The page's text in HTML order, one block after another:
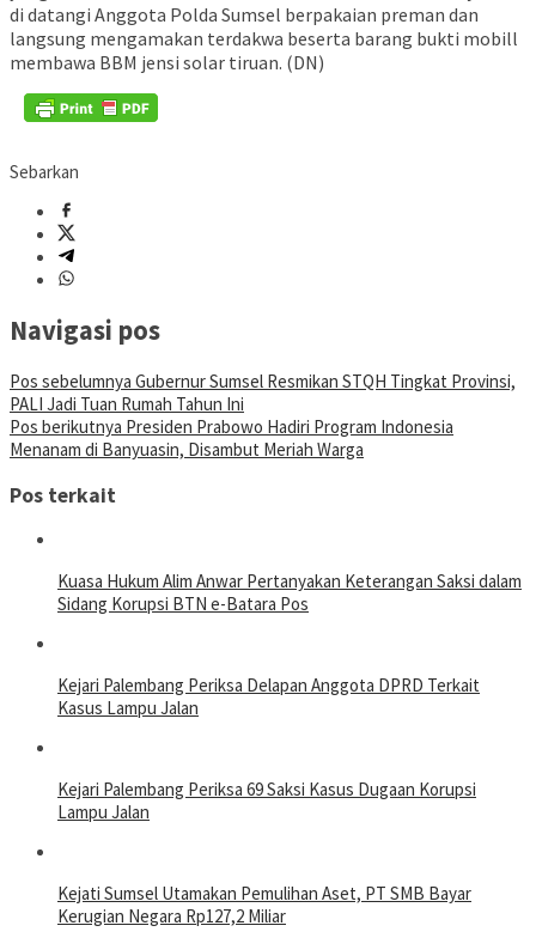
di datangi Anggota Polda Sumsel berpakaian preman dan
langsung mengamakan terdakwa beserta barang bukti mobill
membawa BBM jensi solar tiruan. (DN)
Sebarkan
Navigasi pos
Pos sebelumnya Gubernur Sumsel Resmikan STQH Tingkat Provinsi,
PALI Jadi Tuan Rumah Tahun Ini
Pos berikutnya Presiden Prabowo Hadiri Program Indonesia
Menanam di Banyuasin, Disambut Meriah Warga
Pos terkait
Kuasa Hukum Alim Anwar Pertanyakan Keterangan Saksi dalam
Sidang Korupsi BTN e-Batara Pos
Kejari Palembang Periksa Delapan Anggota DPRD Terkait
Kasus Lampu Jalan
Kejari Palembang Periksa 69 Saksi Kasus Dugaan Korupsi
Lampu Jalan
Kejati Sumsel Utamakan Pemulihan Aset, PT SMB Bayar
Kerugian Negara Rp127,2 Miliar